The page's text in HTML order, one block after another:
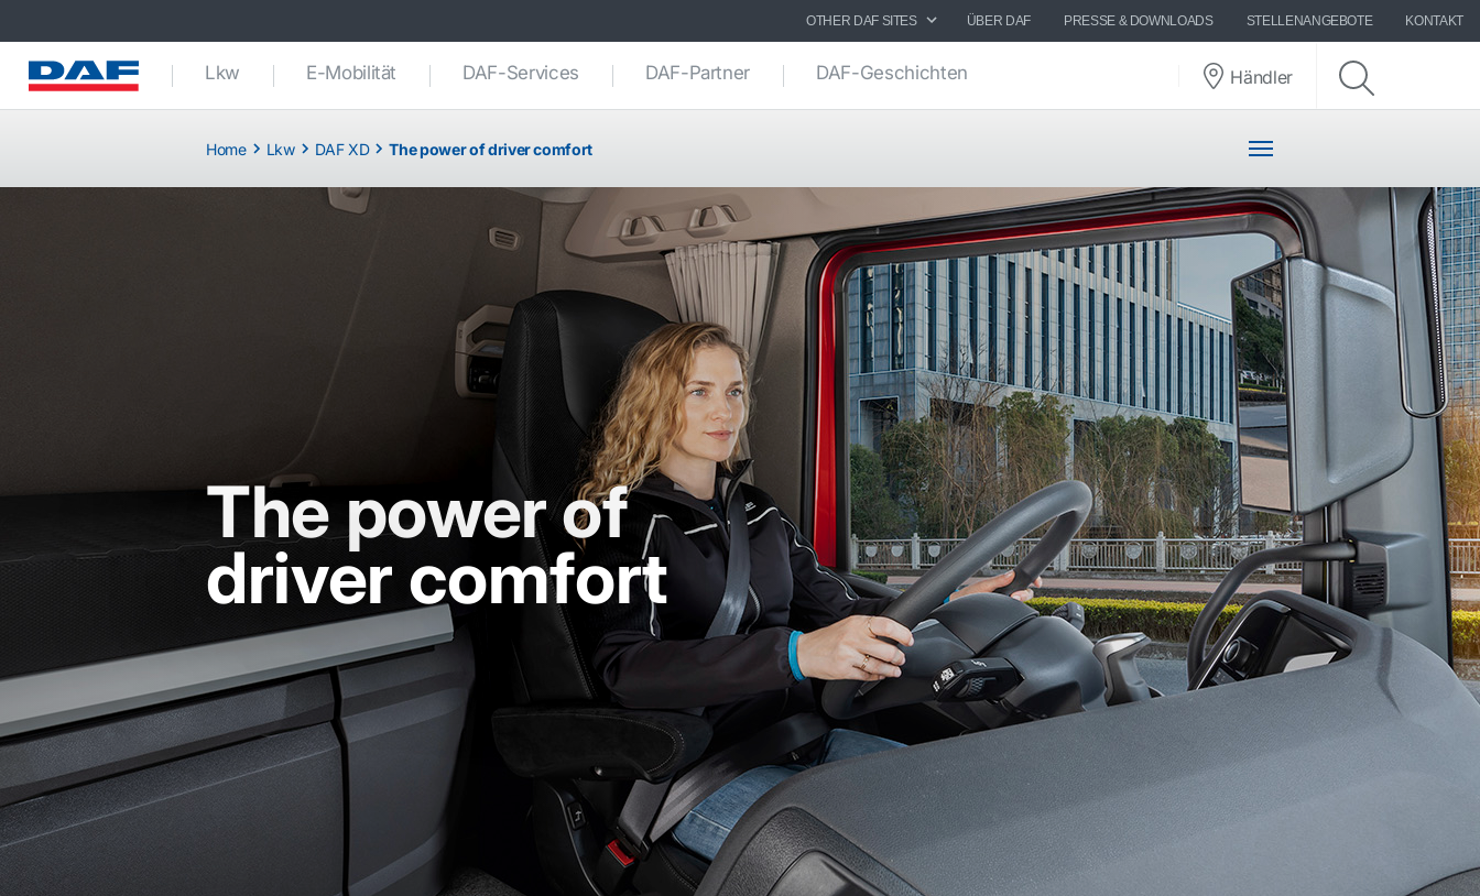
OTHER DAF SITES ÜBER DAF PRESSE & DOWNLOADS STELLENANGEBOTE KONTAKT
Lkw E-Mobilität DAF-Services DAF-Partner DAF-Geschichten Händler
Home Lkw DAF XD The power of driver comfort
The power of
driver comfort